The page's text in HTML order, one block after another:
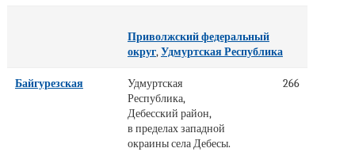
Приволжский федеральный
округ,Удмуртская Республика
Байгурезская
Удмуртская
Республика,
Дебесский район,
в пределах западной
окраины села Дебесы.
266